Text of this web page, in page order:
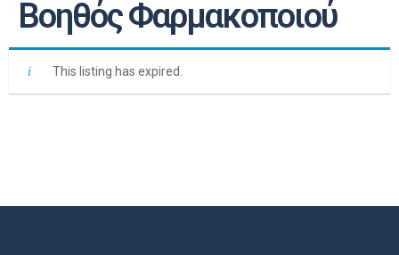
Βοηθός Φαρμακοποιού
This listing has expired.